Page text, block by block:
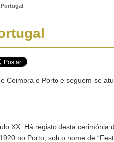
Portugal
Coimbra e Porto e seguem-se
XX. Há registo desta cerimónia
no Porto, sob o nome de